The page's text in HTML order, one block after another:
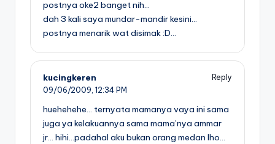
postnya oke2 banget nih…
dah 3 kali saya mundar-mandir kesini…
postnya menarik wat disimak :D…
kucingkeren
Reply
09/06/2009, 12:34 PM
huehehehe… ternyata mamanya vaya ini sama
juga ya kelakuannya sama mama’nya ammar
jr… hihi…padahal aku bukan orang medan lho…